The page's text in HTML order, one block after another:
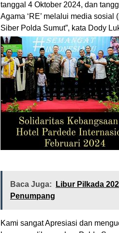
tanggal 4 Oktober 2024, dan
Agama ‘RE’ melalui media
Siber Polda Sumut”, kata Dody
Baca Juga:
Libur Pilkada
Penumpang
Kami sangat Apresiasi dan